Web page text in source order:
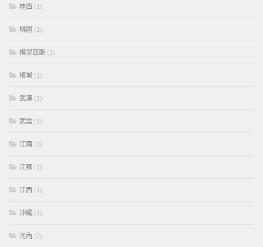
桂西 (1)
桃園 (1)
模里西斯 (1)
檳城 (1)
武漢 (1)
武當 (1)
江南 (3)
江蘇 (1)
江西 (1)
沖繩 (1)
河內 (2)